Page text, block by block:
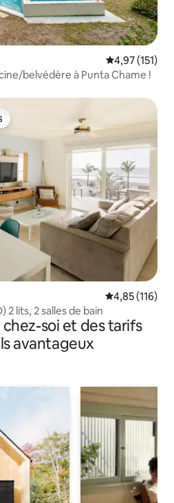
Évaluation
4,97 (151)
belvédère à Punta Chame !
Évaluation
4,85 (116)
2 lits, 2 salles de bain
soi et des tarifs
avantageux